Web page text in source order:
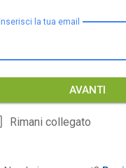
Inserisci la tua email
AVANTI
Rimani collegato